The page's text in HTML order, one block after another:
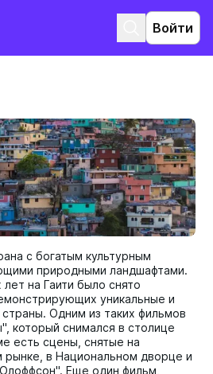
Войти
с богатым культурным
природными ландшафтами.
на Гаити было снято
уникальные и
Одним из таких фильмов
который снимался в столице
есть сцены, снятые на
в Национальном дворце и
Еще один фильм,